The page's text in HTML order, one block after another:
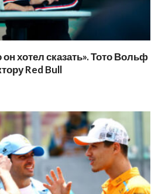
хотел сказать». Тото Вольф
Red Bull